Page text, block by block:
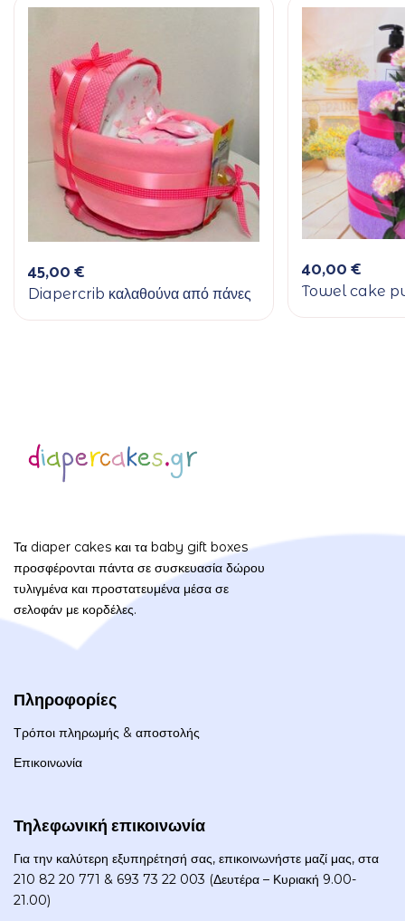
45,00€
Diapercrib καλαθούνα από πάνες
40,00€
Towel cake
Τα diaper cakes και τα baby gift boxes
προσφέρονται πάντα σε συσκευασία δώρου
τυλιγμένα και προστατευμένα μέσα σε
σελοφάν με κορδέλες.
Πληροφορίες
Τρόποι πληρωμής & αποστολής
Επικοινωνία
Τηλεφωνική επικοινωνία
Για την καλύτερη εξυπηρέτησή σας, επικοινωνήστε μαζί μας, στα
210 82 20 771 & 693 73 22 003 (Δευτέρα – Κυριακή 9.00-
21.00)